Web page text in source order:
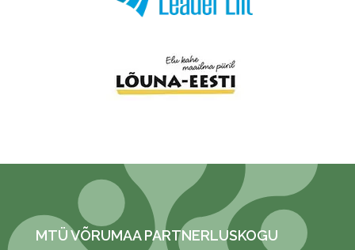
MTÜ VÕRUMAA PARTNERLUSKOGU